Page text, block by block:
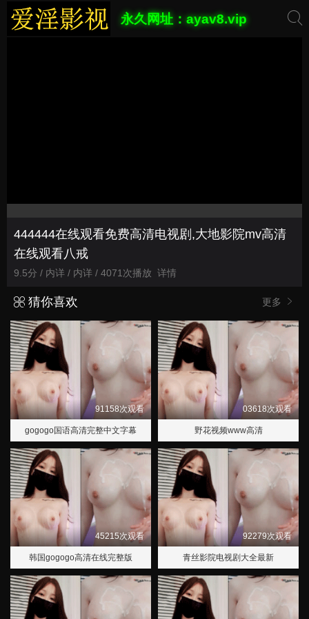
永久网址：ayav8.vip
444444在线观看免费高清电视剧,大地影院mv高清
在线观看八戒
9.5分 / 内详 / 内详 / 4071次播放 详情
更多
猜你喜欢
91158次观看
gogogo国语高清完整中文字幕
03618次观看
野花视频www高清
45215次观看
韩国gogogo高清在线完整版
92279次观看
青丝影院电视剧大全最新